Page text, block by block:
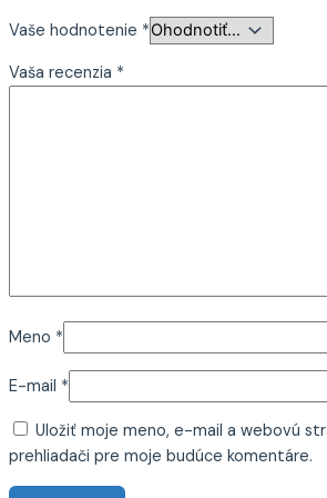
Vaše hodnotenie *
Vaša recenzia *
Meno *
E-mail *
Uložiť moje meno, e-mail a webovú
prehliadači pre moje budúce komentáre.